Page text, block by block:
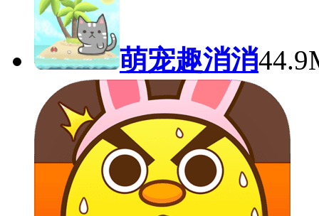
萌宠趣消消